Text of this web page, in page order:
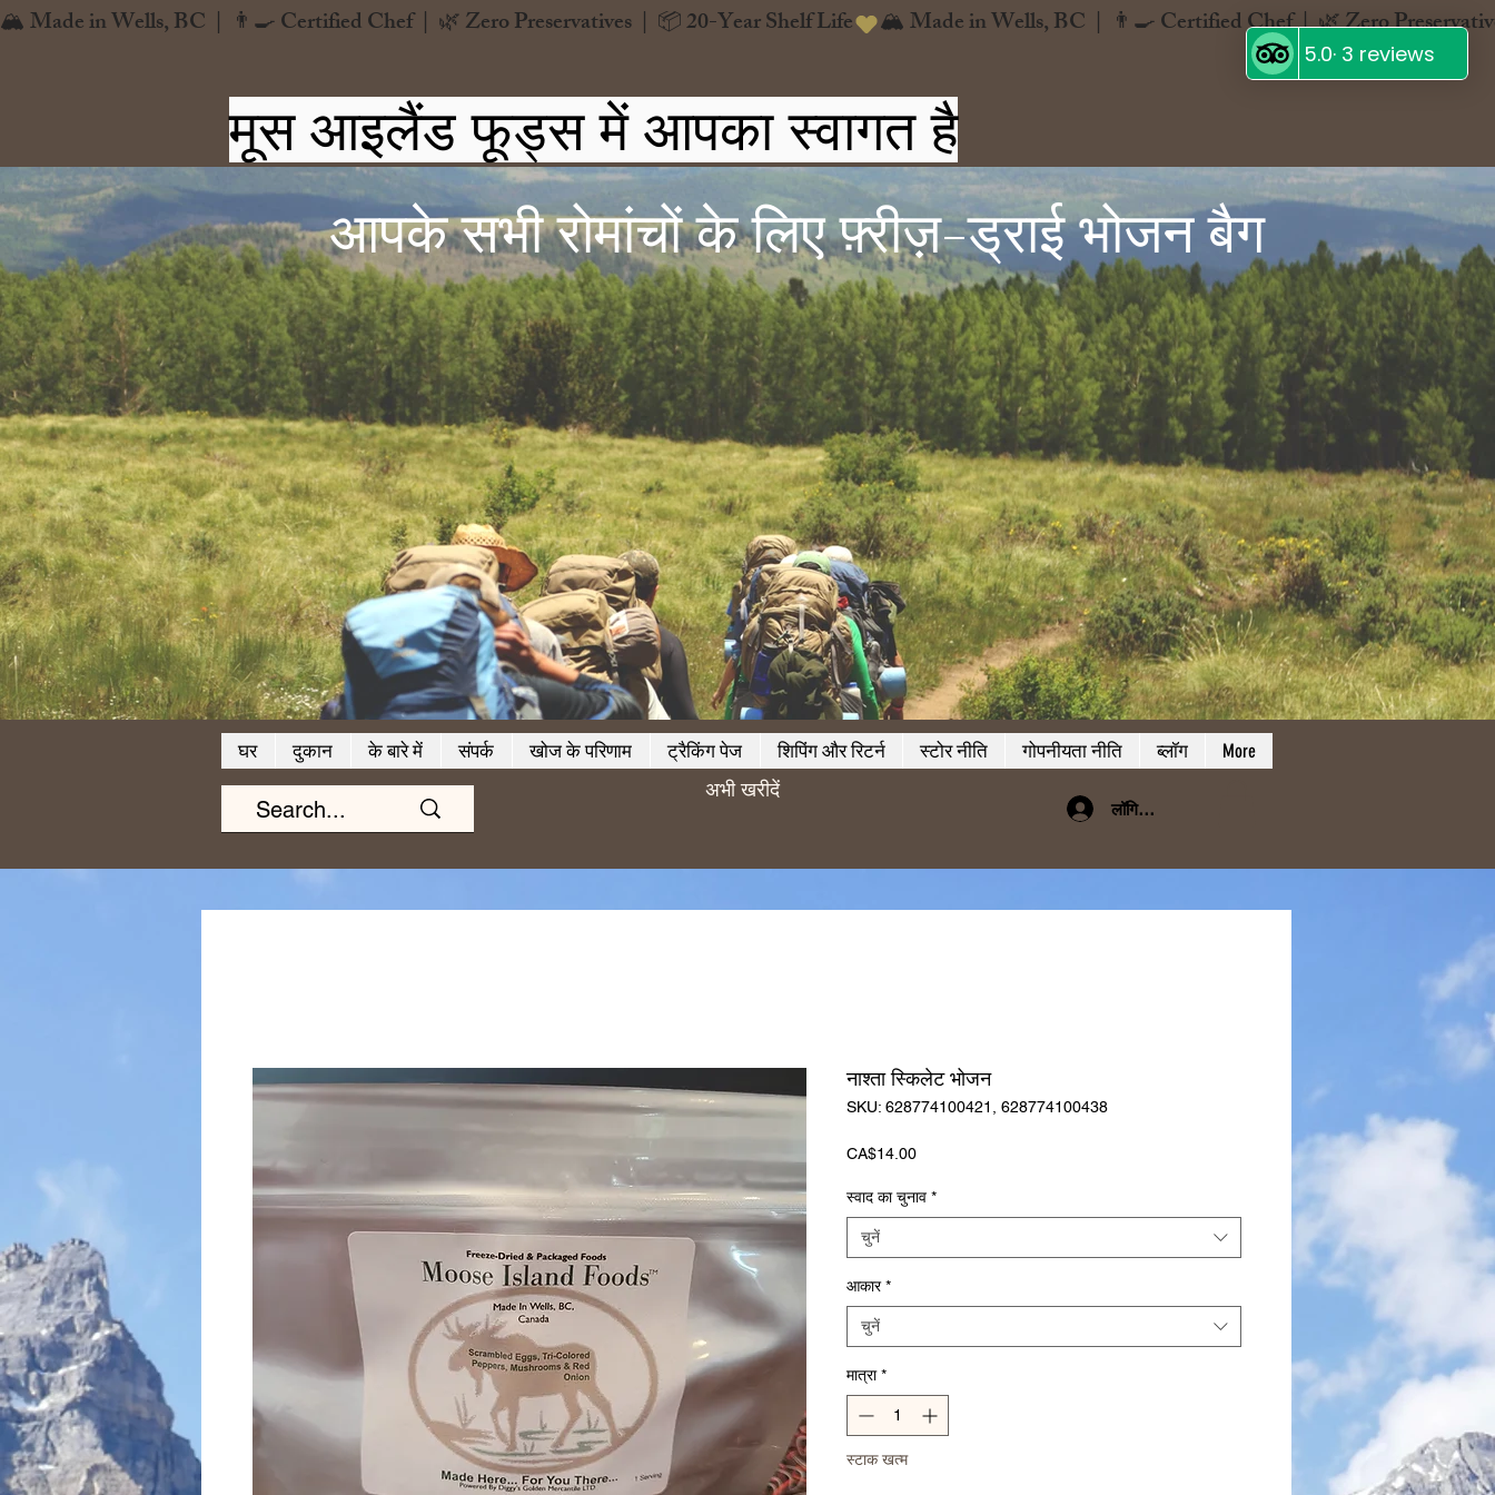
🏔️ Made in Wells, BC  |  👨‍🍳 Certified Chef  |  🌿 Zero Preservatives  |  📦 20-Year Shelf Life
मूस आइलैंड फूड्स में आपका स्वागत है
आपके सभी रोमांचों के लिए फ़्रीज़-ड्राई भोजन बैग
घर दुकान के बारे में संपर्क खोज के परिणाम ट्रैकिंग पेज शिपिंग और रिटर्न स्टोर नीति गोपनीयता नीति ब्लॉग More
अभी खरीदें
लॉगिन करें
नाश्ता स्किलेट भोजन
SKU: 628774100421, 628774100438
CA$14.00मूल्य
स्वाद का चुनाव *
चुनें
आकार *
चुनें
मात्रा *
स्टाक खत्म